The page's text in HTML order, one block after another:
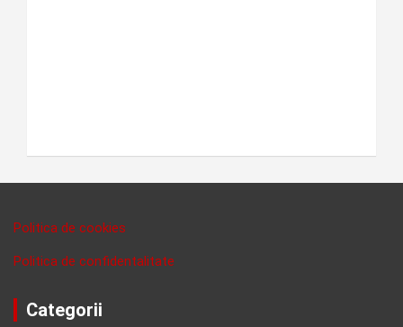
Politica de cookies
Politica de confidentalitate
Categorii